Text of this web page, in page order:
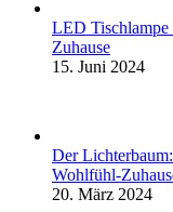
LED
Zuhause
15. Juni 2024
Der
Wohlfühl-
20. März 2024